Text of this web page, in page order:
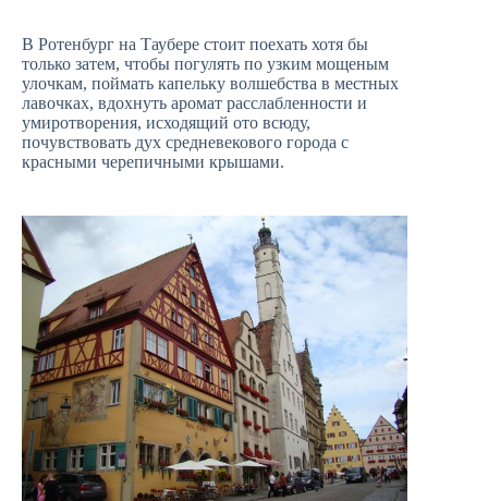
В Ротенбург на Таубере стоит поехать хотя бы
только затем, чтобы погулять по узким мощеным
улочкам, поймать капельку волшебства в местных
лавочках, вдохнуть аромат расслабленности и
умиротворения, исходящий ото всюду,
почувствовать дух средневекового города с
красными черепичными крышами.